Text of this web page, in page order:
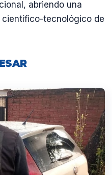
abriendo una
tecnológico de